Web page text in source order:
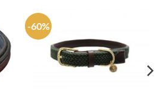
-60%